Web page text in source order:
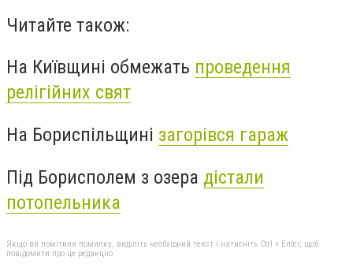
Читайте також:
На Київщині обмежать проведення
релігійних свят
На Бориспільщині загорівся гараж
Під Борисполем з озера дістали
потопельника
Якщо ви помітили помилку, виділіть необхідний текст і натисніть Ctrl + Enter, щоб
повідомити про це редакцію